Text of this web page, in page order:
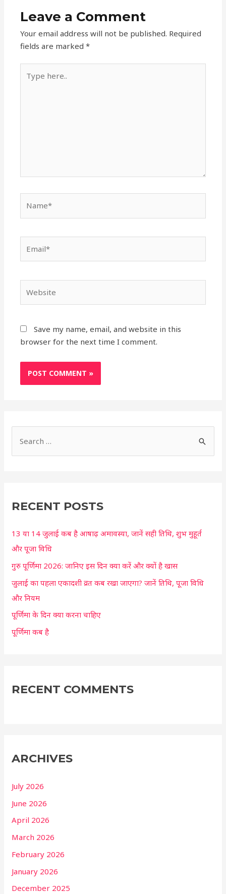
Leave a Comment
Your email address will not be published. Required
fields are marked*
here..
Save my name, email, and website in this
browser for the next time I comment.
e
c
f
o
r
:
RECENT POSTS
13 या 14 जुलाई कब है आषाढ़ अमावस्या, जानें सही तिथि, शुभ मुहूर्त
और पूजा विधि
गुरु पूर्णिमा 2026: जानिए इस दिन क्या करें और क्यों है खास
जुलाई का पहला एकादशी व्रत कब रखा जाएगा? जानें तिथि, पूजा विधि
और नियम
पूर्णिमा के दिन क्या करना चाहिए
पूर्णिमा कब है
RECENT COMMENTS
ARCHIVES
July 2026
June 2026
April 2026
March 2026
February 2026
January 2026
December 2025